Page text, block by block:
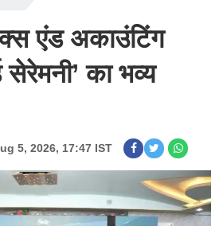
एंड अकाउंटिंग
सेरेमनी’ का भव्य
5, 2026, 17:47 IST